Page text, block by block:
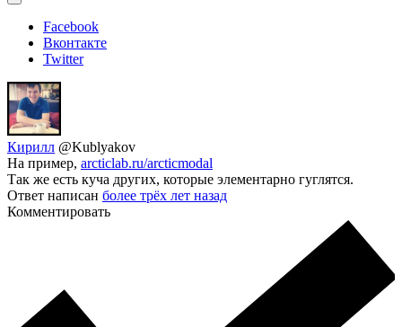
Facebook
Вконтакте
Twitter
Кирилл @Kublyakov
На пример, arcticlab.ru/arcticmodal
Так же есть куча других, которые элементарно гуглятся.
Ответ написан более трёх лет назад
Комментировать